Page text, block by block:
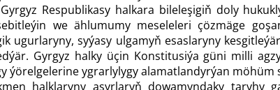
Respublikasy halkara bileleşigiň doly
we ählumumy meseleleri çözmäge
ugurlaryny, syýasy ulgamyň esaslaryny
Gyrgyz halky üçin Konstitusiýa güni milli
ýörelgelerine ygrarlylygy alamatlandyrýan möhüm
halklaryny asyrlaryň dowamyndaky taryhy